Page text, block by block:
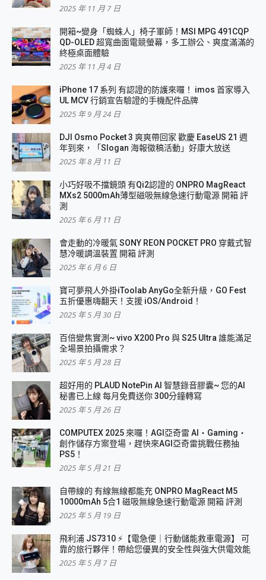
2025 年 11 月 7 日
開箱~變身「蜘蛛人」椅子軍師！MSI MPG 491CQP
QD-OLED 超寬曲面電競螢幕，多工辦公、爽度滿滿的
終極桌面體驗
2025 年 11 月 4 日
iPhone 17 系列 有認證的防護來囉！ imos 首家導入
UL MCV 行銷宣告驗證的手機配件品牌
2025 年 9 月 24 日
DJI Osmo Pocket 3 爽爽帶回家 歡慶 EaseUS 21 週
年到來，「Slogan 海報徵稿活動」好康大放送
2025 年 8 月 11 日
小巧好吸不擋鏡頭 有Qi2認證的 ONPRO MagReact
MXs2 5000mAh薄型磁吸無線急速行動電源 開箱 評
測
2025 年 6 月 11 日
會走動的冷暖氣 SONY REON POCKET PRO 穿戴式智
慧冷暖調溫裝置 開箱 評測
2025 年 6 月 6 日
寶可夢飛人外掛iToolab AnyGo全新升級，GO Fest
五折優惠嗨翻天！支援 iOS/Android！
2025 年 5 月 30 日
百倍變焦實測~ vivo X200 Pro 與 S25 Ultra 誰能滿足
全場景拍攝需求？
2025 年 5 月 28 日
超好用的 PLAUD NotePin AI 智慧錄音膠囊~ 您的AI
秘書已上線 每月免費送你 300分鐘轉寫
2025 年 5 月 26 日
COMPUTEX 2025 來囉！AGI亞奇雷 AI・Gaming・
創作儲存方案登場，趕快來AGI亞奇雷挑戰任務抽
PS5！
2025 年 5 月 21 日
自帶線的 有線無線都能充 ONPRO MagReact M5
10000mAh 5合1 磁吸無線急速行動電源 開箱 評測
2025 年 5 月 19 日
飛利浦 JS7310 ⚡【電急便｜行動儲能救車電源】 可
靠的旅行夥伴！帶給您優異的安全性與強大供電效能
2025 年 5 月 7 日